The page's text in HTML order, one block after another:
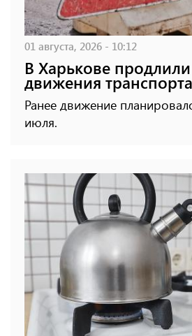
01 августа, 2026 - 10:12
В Харькове
движения
Ранее движение
июля.